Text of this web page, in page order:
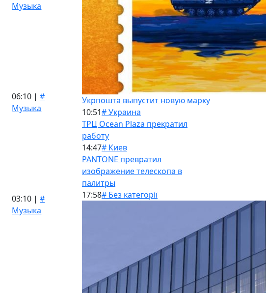
Музыка
06:10 |#
Музыка
03:10 |#
Музыка
Укрпошта выпустит новую марку
10:51# Украина
ТРЦ Ocean Plaza прекратил
работу
14:47# Киев
PANTONE превратил
изображение телескопа в
палитры
17:58# Без категорії